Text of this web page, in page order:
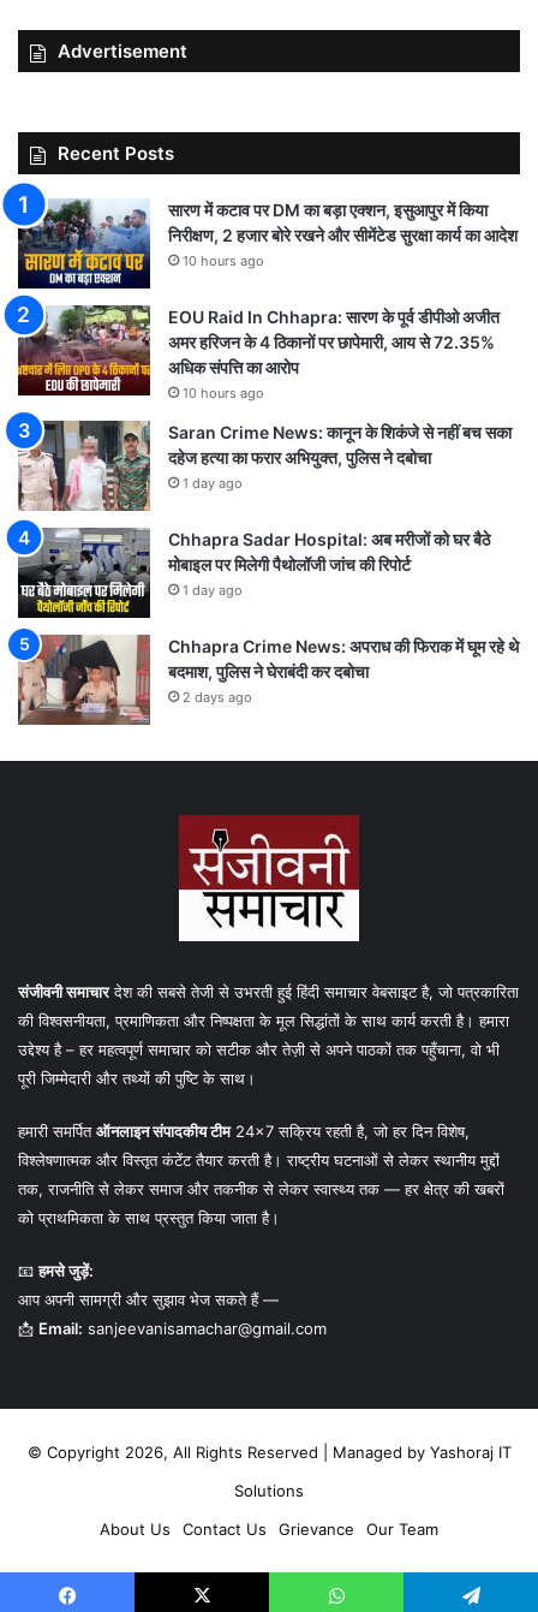
Advertisement
Recent Posts
सारण में कटाव पर DM का बड़ा एक्शन, इसुआपुर में किया
निरीक्षण, 2 हजार बोरे रखने और सीमेंटेड सुरक्षा कार्य का आदेश
10 hours ago
EOU Raid In Chhapra: सारण के पूर्व डीपीओ अजीत
अमर हरिजन के 4 ठिकानों पर छापेमारी, आय से 72.35%
अधिक संपत्ति का आरोप
10 hours ago
Saran Crime News: कानून के शिकंजे से नहीं बच सका
दहेज हत्या का फरार अभियुक्त, पुलिस ने दबोचा
1 day ago
Chhapra Sadar Hospital: अब मरीजों को घर बैठे
मोबाइल पर मिलेगी पैथोलॉजी जांच की रिपोर्ट
1 day ago
Chhapra Crime News: अपराध की फिराक में घूम रहे थे
बदमाश, पुलिस ने घेराबंदी कर दबोचा
2 days ago
संजीवनी समाचारदेश की सबसे तेजी से उभरती हुई हिंदी समाचार वेबसाइट है, जो पत्रकारिता
की विश्वसनीयता, प्रमाणिकता और निष्पक्षता के मूल सिद्धांतों के साथ कार्य करती है। हमारा
उद्देश्य है – हर महत्वपूर्ण समाचार को सटीक और तेज़ी से अपने पाठकों तक पहुँचाना, वो भी
पूरी जिम्मेदारी और तथ्यों की पुष्टि के साथ।
हमारी समर्पितऑनलाइन संपादकीय टीम24×7 सक्रिय रहती है, जो हर दिन विशेष,
विश्लेषणात्मक और विस्तृत कंटेंट तैयार करती है। राष्ट्रीय घटनाओं से लेकर स्थानीय मुद्दों
तक, राजनीति से लेकर समाज और तकनीक से लेकर स्वास्थ्य तक — हर क्षेत्र की खबरों
को प्राथमिकता के साथ प्रस्तुत किया जाता है।
📧हमसे जुड़ें:
आप अपनी सामग्री और सुझाव भेज सकते हैं —
📩 Email: sanjeevanisamachar@gmail.com
© Copyright 2026, All Rights Reserved | Managed by Yashoraj IT
Solutions
About Us
Contact Us Grievance Our Team